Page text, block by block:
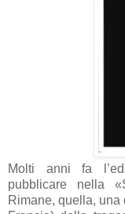
Molti anni fa
pubblicare nella
Rimane, quella,